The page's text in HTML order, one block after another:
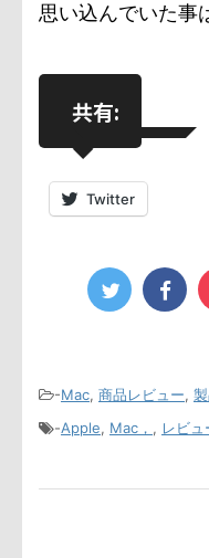
思い込んでいた事
共有:
Twitter
-Mac, 商品レビュー,
-Apple, Mac， , レビュ